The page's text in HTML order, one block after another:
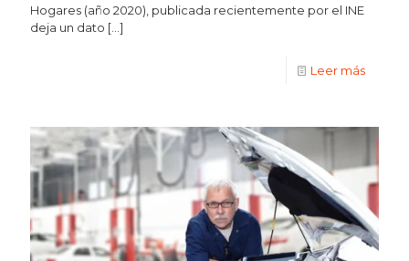
Hogares (año 2020), publicada recientemente por el INE
deja un dato […]
Leer más